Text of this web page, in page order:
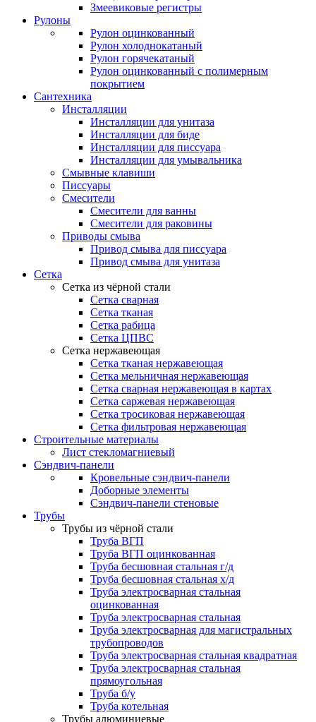
Змеевиковые регистры
Рулоны
Рулон оцинкованный
Рулон холоднокатаный
Рулон горячекатаный
Рулон оцинкованный с полимерным
покрытием
Сантехника
Инсталляции
Инсталляции для унитаза
Инсталляции для биде
Инсталляции для писсуара
Инсталляции для умывальника
Смывные клавиши
Писсуары
Смесители
Смесители для ванны
Смесители для раковины
Приводы смыва
Привод смыва для писсуара
Привод смыва для унитаза
Сетка
Сетка из чёрной стали
Сетка сварная
Сетка тканая
Сетка рабица
Сетка ЦПВС
Сетка нержавеющая
Сетка тканая нержавеющая
Сетка мельничная нержавеющая
Сетка сварная нержавеющая в картах
Сетка саржевая нержавеющая
Сетка тросиковая нержавеющая
Сетка фильтровая нержавеющая
Строительные материалы
Лист стекломагниевый
Сэндвич-панели
Кровельные сэндвич-панели
Доборные элементы
Сэндвич-панели стеновые
Трубы
Трубы из чёрной стали
Труба ВГП
Труба ВГП оцинкованная
Труба бесшовная стальная г/д
Труба бесшовная стальная х/д
Труба электросварная стальная
оцинкованная
Труба электросварная стальная
Труба электросварная для магистральных
трубопроводов
Труба электросварная стальная квадратная
Труба электросварная стальная
прямоугольная
Труба б/у
Труба котельная
Трубы алюминиевые